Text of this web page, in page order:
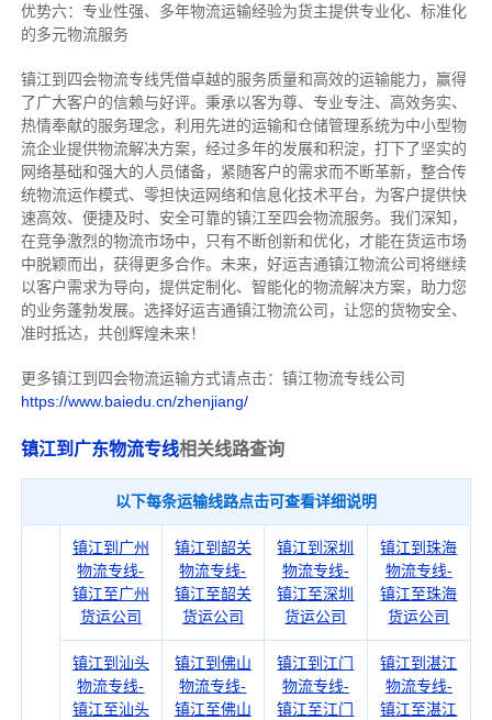
优势六：专业性强、多年物流运输经验为货主提供专业化、标准化
的多元物流服务
镇江到四会物流专线凭借卓越的服务质量和高效的运输能力，赢得
了广大客户的信赖与好评。 秉承以客为尊、专业专注、高效务实、
热情奉献的服务理念，利用先进的运输和仓储管理系统为中小型物
流企业提供物流解决方案，经过多年的发展和积淀，打下了坚实的
网络基础和强大的人员储备，紧随客户的需求而不断革新，整合传
统物流运作模式、零担快运网络和信息化技术平台，为客户提供快
速高效、便捷及时、安全可靠的镇江至四会物流服务。 我们深知，
在竞争激烈的物流市场中，只有不断创新和优化，才能在货运市场
中脱颖而出，获得更多合作。 未来，好运吉通镇江物流公司将继续
以客户需求为导向，提供定制化、智能化的物流解决方案，助力您
的业务蓬勃发展。选择好运吉通镇江物流公司，让您的货物安全、
准时抵达，共创辉煌未来！
更多镇江到四会物流运输方式请点击：镇江物流专线公司
https://www.baiedu.cn/zhenjiang/
镇江到广东物流专线相关线路查询
以下每条运输线路点击可查看详细说明
镇江到广州
物流专线-
镇江至广州
货运公司
镇江到韶关
物流专线-
镇江至韶关
货运公司
镇江到深圳
物流专线-
镇江至深圳
货运公司
镇江到珠海
物流专线-
镇江至珠海
货运公司
镇江到汕头
物流专线-
镇江至汕头
镇江到佛山
物流专线-
镇江至佛山
镇江到江门
物流专线-
镇江至江门
镇江到湛江
物流专线-
镇江至湛江